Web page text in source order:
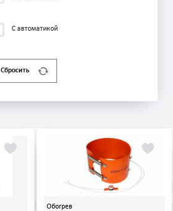
С автоматикой
Сбросить
Обогрев